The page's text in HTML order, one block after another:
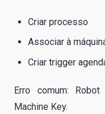
Criar processo
Associar à
Criar trigger
Erro comum:
Machine Key.